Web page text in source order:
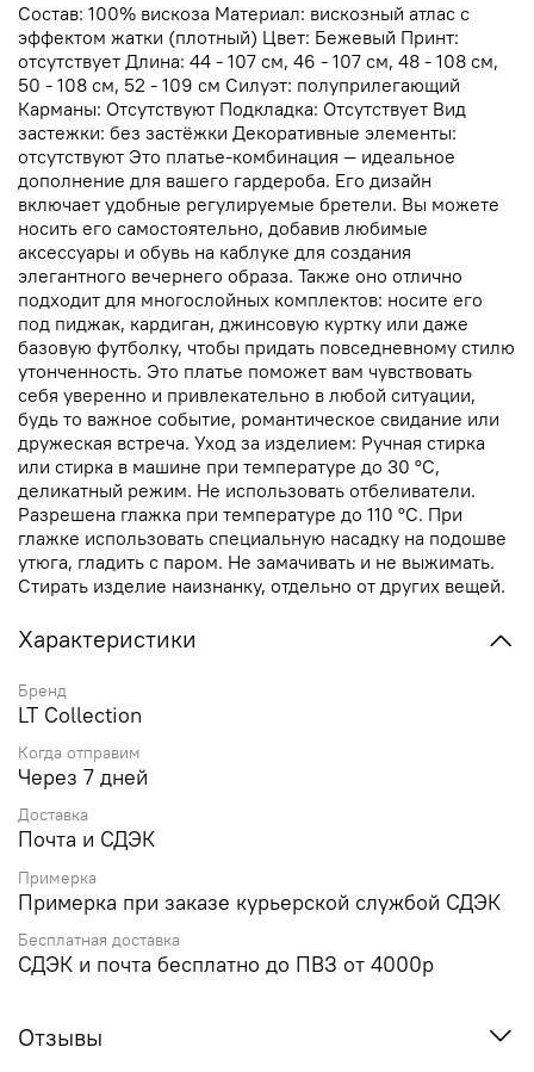
Состав: 100% вискоза Материал: вискозный атлас с
эффектом жатки (плотный) Цвет: Бежевый Принт:
отсутствует Длина: 44 - 107 см, 46 - 107 см, 48 - 108 см,
50 - 108 см, 52 - 109 см Силуэт: полуприлегающий
Карманы: Отсутствуют Подкладка: Отсутствует Вид
застежки: без застёжки Декоративные элементы:
отсутствуют Это платье-комбинация — идеальное
дополнение для вашего гардероба. Его дизайн
включает удобные регулируемые бретели. Вы можете
носить его самостоятельно, добавив любимые
аксессуары и обувь на каблуке для создания
элегантного вечернего образа. Также оно отлично
подходит для многослойных комплектов: носите его
под пиджак, кардиган, джинсовую куртку или даже
базовую футболку, чтобы придать повседневному стилю
утонченность. Это платье поможет вам чувствовать
себя уверенно и привлекательно в любой ситуации,
будь то важное событие, романтическое свидание или
дружеская встреча. Уход за изделием: Ручная стирка
или стирка в машине при температуре до 30 °C,
деликатный режим. Не использовать отбеливатели.
Разрешена глажка при температуре до 110 °C. При
глажке использовать специальную насадку на подошве
утюга, гладить с паром. Не замачивать и не выжимать.
Стирать изделие наизнанку, отдельно от других вещей.
Характеристики
Бренд
LT Collection
Когда отправим
Через 7 дней
Доставка
Почта и СДЭК
Примерка
Примерка при заказе курьерской службой СДЭК
Бесплатная доставка
СДЭК и почта бесплатно до ПВЗ от 4000р
Отзывы